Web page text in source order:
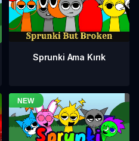
Sprunki Ama Kırık